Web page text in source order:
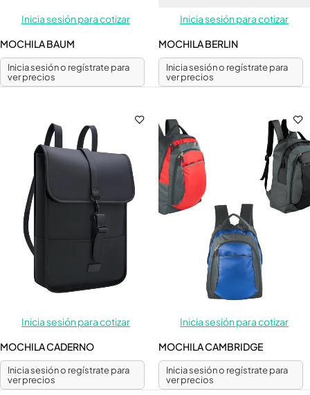
Inicia sesión para cotizar
MOCHILA BAUM
Inicia sesión o regístrate para
ver precios
Inicia sesión para cotizar
MOCHILA BERLIN
Inicia sesión o regístrate para
ver precios
Inicia sesión para cotizar
MOCHILA CADERNO
Inicia sesión o regístrate para
ver precios
Inicia sesión para cotizar
MOCHILA CAMBRIDGE
Inicia sesión o regístrate para
ver precios